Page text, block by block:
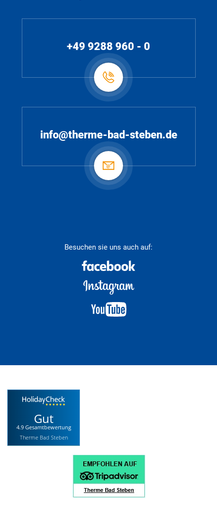
+49 9288 960 - 0
info@therme-bad-steben.de
Besuchen sie uns auch auf:
Gut
4.9 Gesamtbewertung
Therme Bad Steben